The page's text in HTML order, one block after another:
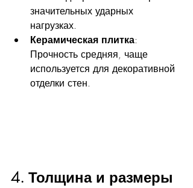
значительных ударных
нагрузках.
Керамическая плитка:
Прочность средняя, чаще
используется для декоративной
отделки стен.
4. Толщина и размеры